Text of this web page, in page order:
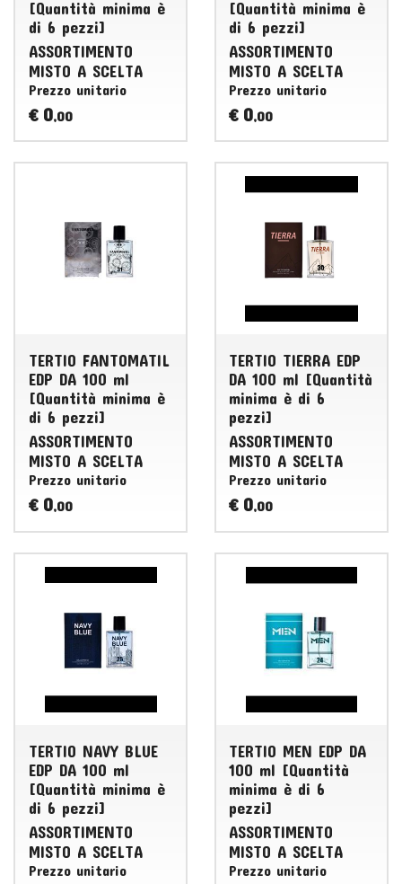
[Quantità minima è
di 6 pezzi]
ASSORTIMENTO
MISTO A SCELTA
Prezzo unitario
€ 0,00
[Quantità minima è
di 6 pezzi]
ASSORTIMENTO
MISTO A SCELTA
Prezzo unitario
€ 0,00
TERTIO FANTOMATIL
EDP DA 100 ml
[Quantità minima è
di 6 pezzi]
ASSORTIMENTO
MISTO A SCELTA
Prezzo unitario
€ 0,00
TERTIO TIERRA EDP
DA 100 ml [Quantità
minima è di 6
pezzi]
ASSORTIMENTO
MISTO A SCELTA
Prezzo unitario
€ 0,00
TERTIO NAVY BLUE
EDP DA 100 ml
[Quantità minima è
di 6 pezzi]
ASSORTIMENTO
MISTO A SCELTA
Prezzo unitario
TERTIO MEN EDP DA
100 ml [Quantità
minima è di 6
pezzi]
ASSORTIMENTO
MISTO A SCELTA
Prezzo unitario